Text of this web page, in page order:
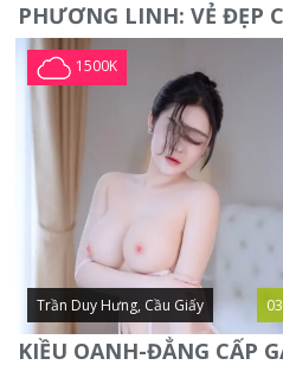
1500K
Trần Duy Hưng, Cầu Giấy